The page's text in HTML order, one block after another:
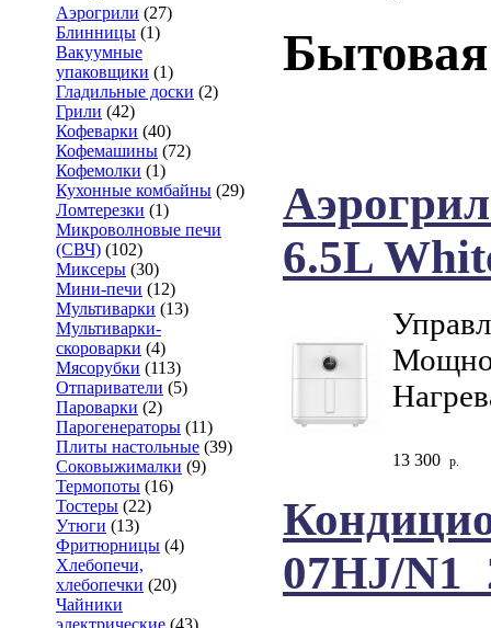
Аэрогрили (27)
Блинницы (1)
Вакуумные
упаковщики (1)
Гладильные доски (2)
Грили (42)
Кофеварки (40)
Кофемашины (72)
Кофемолки (1)
Кухонные комбайны (29)
Ломтерезки (1)
Микроволновые печи
(СВЧ) (102)
Миксеры (30)
Мини-печи (12)
Мультиварки (13)
Мультиварки-
скороварки (4)
Мясорубки (113)
Отпариватели (5)
Пароварки (2)
Парогенераторы (11)
Плиты настольные (39)
Соковыжималки (9)
Термопоты (16)
Тостеры (22)
Утюги (13)
Фритюрницы (4)
Хлебопечи,
хлебопечки (20)
Чайники
электрические (43)
6.5L
13 300 р.
07HJ/